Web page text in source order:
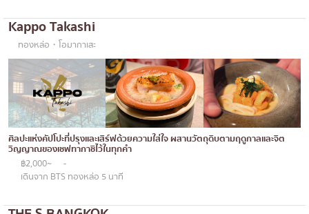
โซบะ/อุด้ง
ขนมหวานญี่ปุ่น
เทมปุระ
โอมากาเสะ
ร้านอาหารญี่ปุ่นระดับพรีเมียม
ซาชิมิ/อาหารทะเล
อาหารตะวันตกสไตล์ญี่ปุ่น
อโศก
อารีย์
สีลม
สาทร
อ่อนนุช
พระราม 9
รัชดา
Kappo Takashi
ทองหล่อ・โอมากาเสะ
ศิลปะแห่งคัปโปะที่ปรุงและเสิร์ฟด้วยความใส่ใจ ผสานวัตถุดิบตามฤดูกาลและจิต
วิญญาณของเชฟทากาชิไว้ในทุกคำ
฿2,000~
-
เดินจาก BTS ทองหล่อ 5 นาที